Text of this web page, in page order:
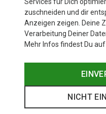
zuschneiden und dir
Anzeigen zeigen. Deine
Verarbeitung Deiner
Mehr Infos findest Du
NICHT